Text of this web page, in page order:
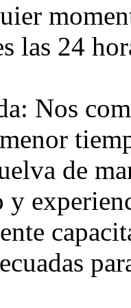
las 24
Nos
de
y